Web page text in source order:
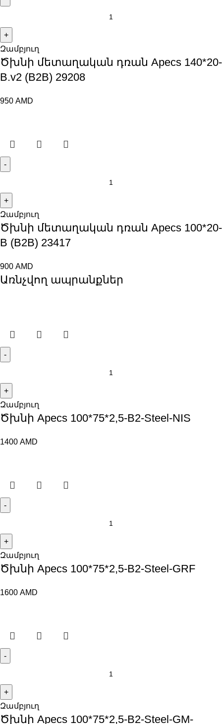
Զամբյուղ
Ծխնի մետաղական դռան Apecs 140*20-
B.v2 (B2B) 29208
950 AMD
Զամբյուղ
Ծխնի մետաղական դռան Apecs 100*20-
B (B2B) 23417
900 AMD
Առնչվող ապրանքներ
Զամբյուղ
Ծխնի Apecs 100*75*2,5-B2-Steel-NIS
1400 AMD
Զամբյուղ
Ծխնի Apecs 100*75*2,5-B2-Steel-GRF
1600 AMD
Զամբյուղ
Ծխնի Apecs 100*75*2,5-B2-Steel-GM-